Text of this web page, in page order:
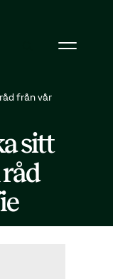
från vår
sitt